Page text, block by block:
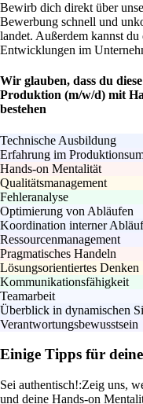
Bewirb dich direkt über
Bewerbung schnell und
landet. Außerdem kannst
Entwicklungen im
Wir glauben, dass du
Produktion (m/w/d) mit
bestehen
Technische Ausbildung
Erfahrung im
Hands-on Mentalität
Qualitätsmanagement
Fehleranalyse
Optimierung von Abläufen
Koordination interner
Ressourcenmanagement
Pragmatisches Handeln
Lösungsorientiertes Denken
Kommunikationsfähigkeit
Teamarbeit
Überblick in dynamischen
Verantwortungsbewusstsein
Einige Tipps für
Sei authentisch!:Zeig uns,
und deine Hands-on